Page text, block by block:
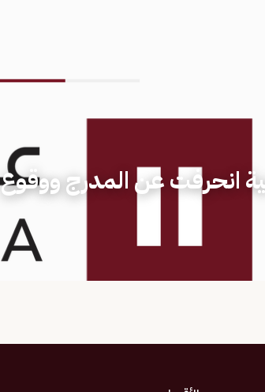
انحرفت عن المدرج ووقوع